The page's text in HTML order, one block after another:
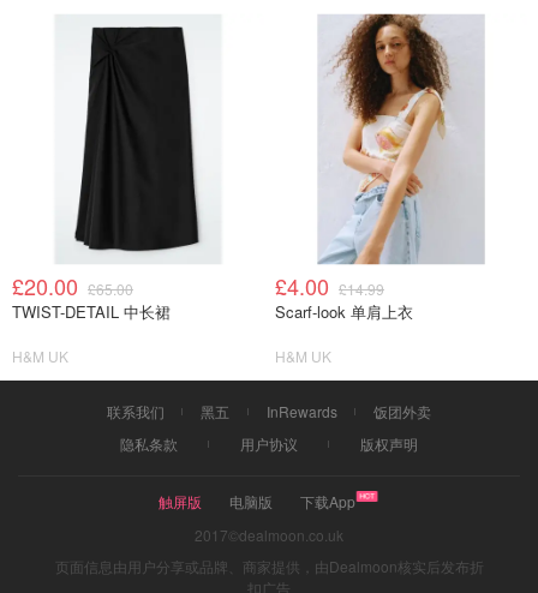
£20.00 £65.00
TWIST-DETAIL 中长裙
H&M UK
£4.00 £14.99
Scarf-look 单肩上衣
H&M UK
联系我们 黑五 InRewards
饭团外卖
隐私条款
用户协议 版权声明
触屏版 电脑版
下载App
2017©dealmoon.co.uk
页面信息由用户分享或品牌、商家提供，由Dealmoon核实后发布折
扣广告